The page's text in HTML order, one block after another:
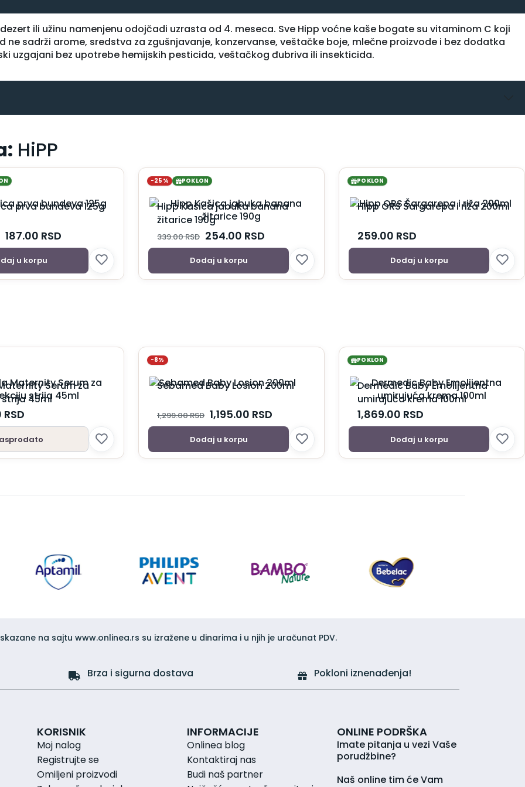
ili užinu namenjenu odojčadi uzrasta od 4. meseca. Sve Hipp voćne kaše bogate su vitaminom C koji
sadrži arome, sredstva za zgušnjavanje, konzervanse, veštačke boje, mlečne proizvode i bez dodatka
uzgajani bez upotrebe hemijskih pesticida, veštačkog đubriva ili insekticida.
HiPP
prva bundeva 125g
187.00 RSD
u korpu
-25% POKLON
Hipp Kašica jabuka banana
žitarice 190g
339.00RSD 254.00 RSD
Dodaj u korpu
POKLON
Hipp ORS Šargarepa i riža 200ml
259.00 RSD
Dodaj u korpu
Serum za
45ml
RSD
-8%
Sebamed Baby Losion 200ml
1,299.00RSD 1,195.00 RSD
Dodaj u korpu
POKLON
Dermedic Baby Emolijentna
umirujuća krema 100ml
1,869.00 RSD
Dodaj u korpu
na sajtu www.onlinea.rs su izražene u dinarima i u njih je uračunat PDV.
Brza i sigurna dostava Pokloni iznenađenja!
KORISNIK
Moj nalog
Registrujte se
Omiljeni proizvodi
INFORMACIJE
Onlinea blog
Kontaktiraj nas
Budi naš partner
ONLINE PODRŠKA
Imate pitanja u vezi Vaše
porudžbine?
Naš online tim će Vam